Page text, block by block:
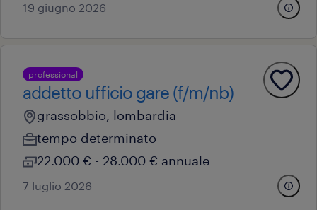
19 giugno 2026
professional
addetto ufficio gare (f/m/nb)
grassobbio, lombardia
tempo determinato
22.000 € - 28.000 € annuale
7 luglio 2026